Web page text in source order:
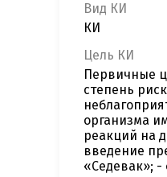
Вид КИ
КИ
Цель КИ
Первичные
степень
организма
реакций на
введение
«Седевак»; -